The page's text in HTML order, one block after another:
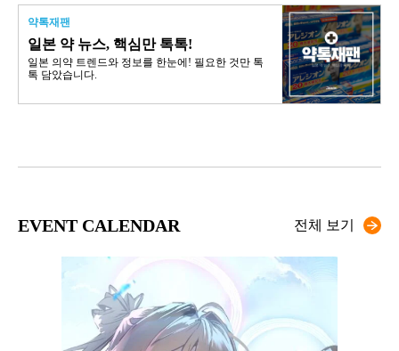
약톡재팬
일본 약 뉴스, 핵심만 톡톡!
일본 의약 트렌드와 정보를 한눈에! 필요한 것만 톡
톡 담았습니다.
EVENT CALENDAR 전체 보기